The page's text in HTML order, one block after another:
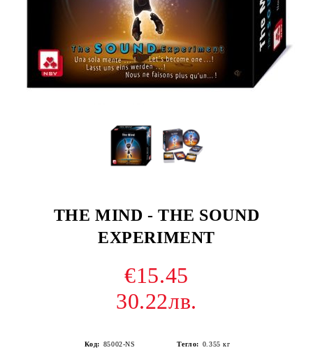
THE MIND - THE SOUND
EXPERIMENT
€15.45
30.22лв.
Код: 85002-NS Тегло: 0.355 кг